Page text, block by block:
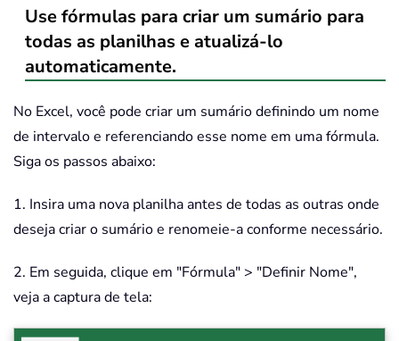
Use fórmulas para criar um sumário para
todas as planilhas e atualizá-lo
automaticamente.
No Excel, você pode criar um sumário definindo um nome
de intervalo e referenciando esse nome em uma fórmula.
Siga os passos abaixo:
1. Insira uma nova planilha antes de todas as outras onde
deseja criar o sumário e renomeie-a conforme necessário.
2. Em seguida, clique em "Fórmula" > "Definir Nome",
veja a captura de tela: